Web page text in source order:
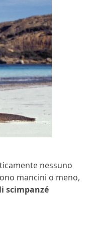
nessuno
mancini o meno,
scimpanzé